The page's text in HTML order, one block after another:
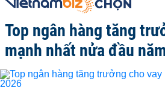
Top ngân hàng tăng
mạnh nhất nửa đầu